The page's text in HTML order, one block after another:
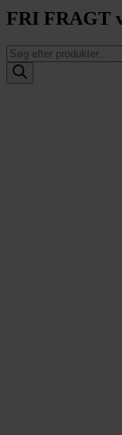
FRI FRAGT
Products
search